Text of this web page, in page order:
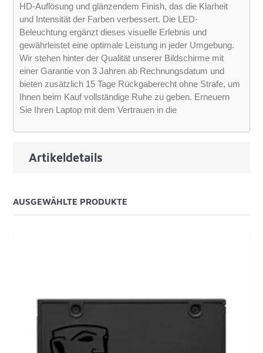
HD-Auflösung und glänzendem Finish, das die Klarheit
und Intensität der Farben verbessert. Die LED-
Beleuchtung ergänzt dieses visuelle Erlebnis und
gewährleistet eine optimale Leistung in jeder Umgebung.
Wir stehen hinter der Qualität unserer Bildschirme mit
einer Garantie von 3 Jahren ab Rechnungsdatum und
bieten zusätzlich 15 Tage Rückgaberecht ohne Strafe, um
Ihnen beim Kauf vollständige Ruhe zu geben. Erneuern
Sie Ihren Laptop mit dem Vertrauen in die
Artikeldetails
AUSGEWÄHLTE PRODUKTE